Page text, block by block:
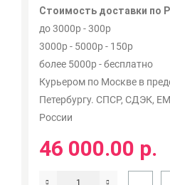
Стоимость доставки по
до 3000р - 300р
3000р - 5000р - 150р
более 5000р - бесплатно
Курьером по Москве в
Петербургу. СПСР, СДЭК,
России
46 000.00 р.